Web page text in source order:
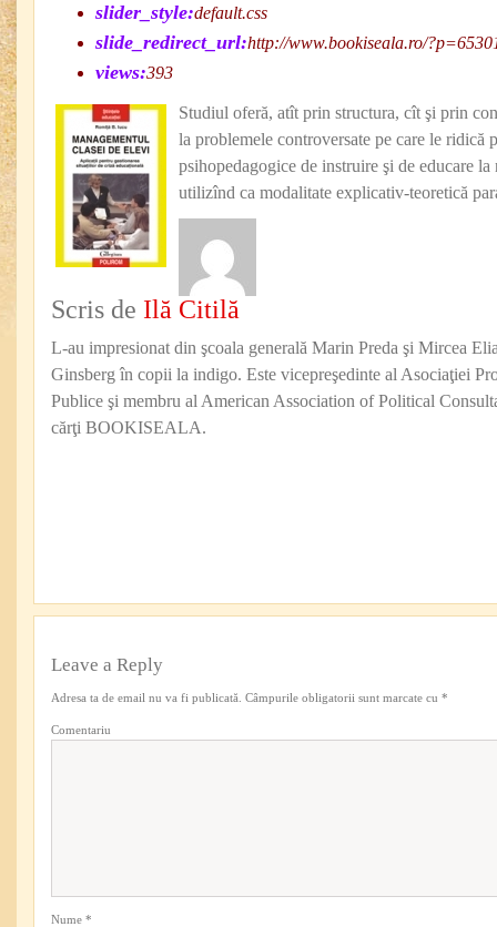
slider_style:default.css
slide_redirect_url:http://www.bookiseala.ro/
views:393
Studiul oferă, atît prin structura, cît şi prin
la problemele controversate pe care le ridică
psihopedagogice de instruire şi de educare
utilizînd ca modalitate explicativ-teoretică
Scris de Ilă Citilă
L-au impresionat din şcoala generală Marin Preda şi Mircea
Ginsberg în copii la indigo. Este vicepreşedinte al Asociaţiei
Publice şi membru al American Association of Political
cărţi BOOKISEALA.
Leave a Reply
Adresa ta de email nu va fi publicată. Câmpurile obligatorii sunt marcate cu *
Comentariu
Nume *